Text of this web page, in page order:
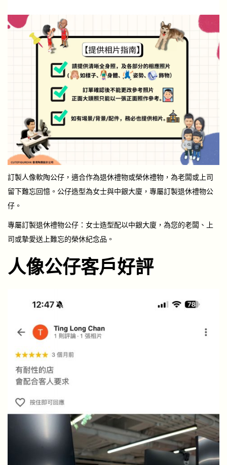
訂製人像軟陶公仔，適合作為退休禮物或榮休禮物，為老闆或上司
留下難忘回憶。公仔造型為女士與中銀大廈，專屬訂製退休禮物公
仔。
專屬訂製退休禮物公仔：女士造型配以中銀大廈，為您的老闆、上
司或摯愛送上難忘的榮休紀念品。
人像公仔客戶好評